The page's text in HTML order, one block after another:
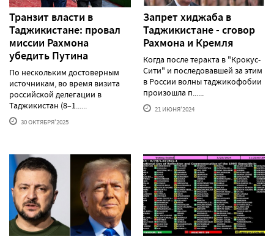
Транзит власти в
Таджикистане: провал
миссии Рахмона
убедить Путина
По нескольким достоверным
источникам, во время визита
российской делегации в
Таджикистан (8–1......
30 ОКТЯБРЯ'2025
Запрет хиджаба в
Таджикистане - сговор
Рахмона и Кремля
Когда после теракта в "Крокус-
Сити" и последовавшей за этим
в России волны таджикофобии
произошла п......
21 ИЮНЯ'2024